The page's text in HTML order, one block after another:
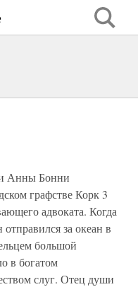
Анны Бонни
графстве Корк 3
адвоката. Когда
за океан в
большой
в богатом
слуг. Отец души